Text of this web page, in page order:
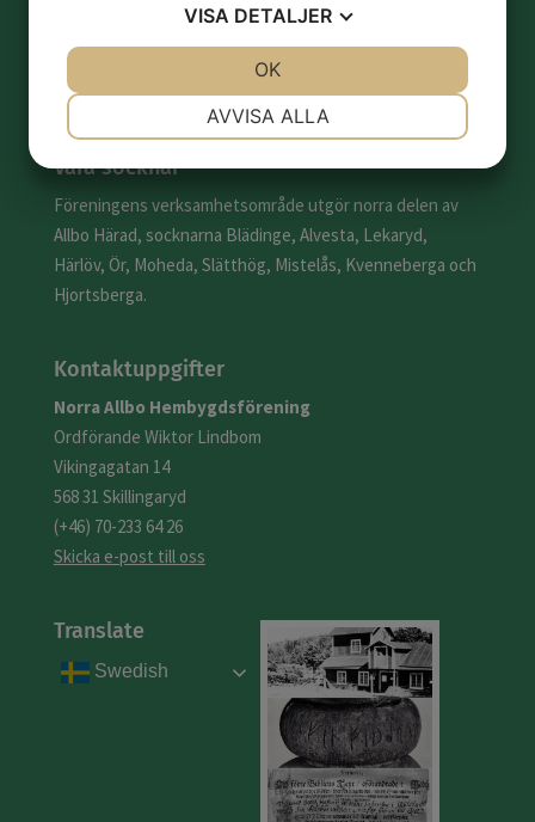
Alvesta och är en ideell allmännyttig förening med uppgift
att väcka och förstärka kärleken till hembygden.
Våra socknar
Föreningens verksamhetsområde utgör norra delen av
Allbo Härad, socknarna Blädinge, Alvesta, Lekaryd,
Härlöv, Ör, Moheda, Slätthög, Mistelås, Kvenneberga och
Hjortsberga.
Kontaktuppgifter
NorraAllbo Hembygdsförening
Ordförande Wiktor Lindbom
Vikingagatan 14
568 31 Skillingaryd
(+46) 70-233 64 26
Skicka e-post till oss
Translate
Swedish
VISA DETALJER
AVVISA ALLA
OK